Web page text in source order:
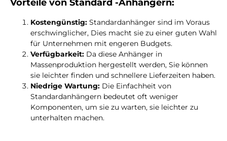
Vorteile von Standard -Anhängern:
Kostengünstig: Standardanhänger sind im Voraus
erschwinglicher, Dies macht sie zu einer guten Wahl
für Unternehmen mit engeren Budgets.
Verfügbarkeit: Da diese Anhänger in
Massenproduktion hergestellt werden, Sie können
sie leichter finden und schnellere Lieferzeiten haben.
Niedrige Wartung: Die Einfachheit von
Standardanhängern bedeutet oft weniger
Komponenten, um sie zu warten, sie leichter zu
unterhalten machen.